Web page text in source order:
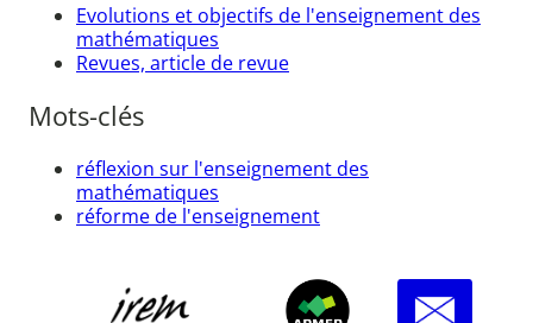
Evolutions et objectifs de l'enseignement des
mathématiques
Revues, article de revue
Mots-clés
réflexion sur l'enseignement des
mathématiques
réforme de l'enseignement